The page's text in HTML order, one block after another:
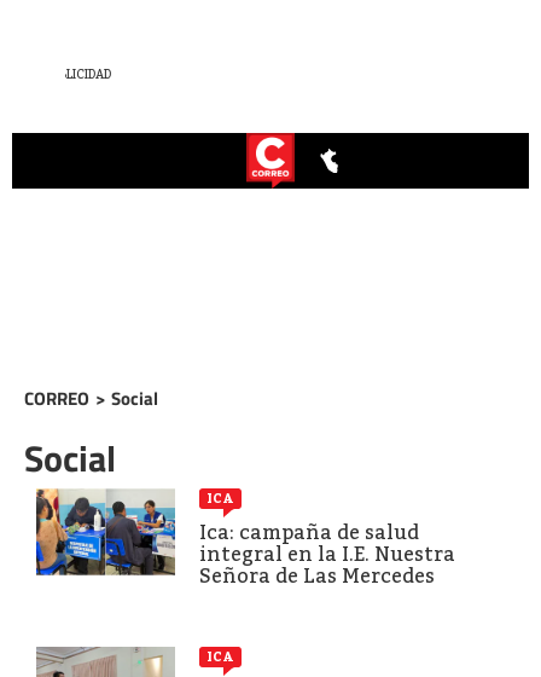
CORREO > Social
Social
ICA
Ica: campaña de salud
integral en la I.E. Nuestra
Señora de Las Mercedes
ICA